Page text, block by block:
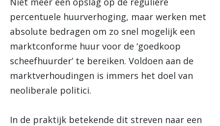
percentuele huurverhoging, maar werken met
absolute bedragen om zo snel mogelijk een
marktconforme huur voor de ‘goedkoop
scheefhuurder’ te bereiken. Voldoen aan de
marktverhoudingen is immers het doel van
neoliberale politici.
In de praktijk betekende dit streven naar een